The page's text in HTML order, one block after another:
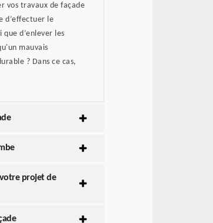
vos travaux de façade
d’effectuer le
d’enlever les
mauvais
? Dans ce cas,
projet de